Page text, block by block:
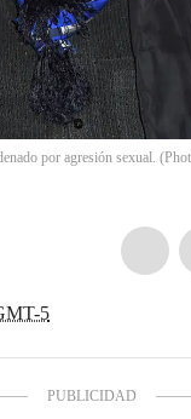
por agresión sexual.
5